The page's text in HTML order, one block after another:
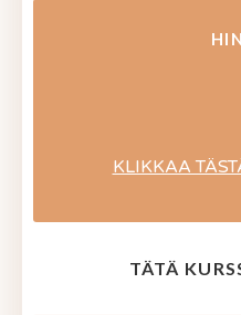
KLIKKAA
TÄTÄ